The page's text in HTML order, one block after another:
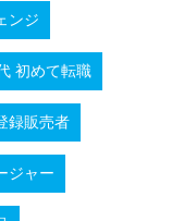
ンジ
初めて転職
録販売者
ジャー